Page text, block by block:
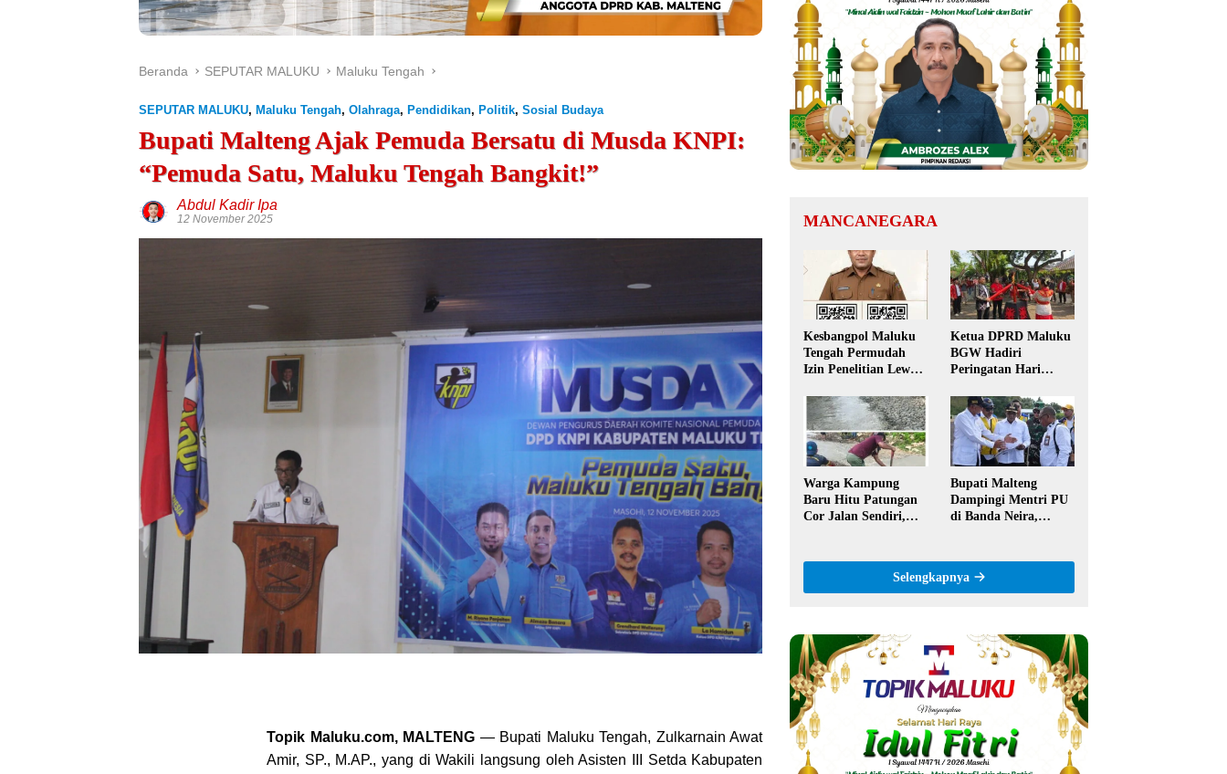
Beranda SEPUTAR MALUKU Maluku Tengah
SEPUTAR MALUKU, Maluku Tengah, Olahraga, Pendidikan, Politik, Sosial Budaya
Bupati Malteng Ajak Pemuda Bersatu di Musda KNPI:
“Pemuda Satu, Maluku Tengah Bangkit!”
Abdul Kadir Ipa
12 November 2025
Topik Maluku.com, MALTENG — Bupati Maluku Tengah, Zulkarnain Awat
Amir, SP., M.AP., yang di Wakili langsung oleh Asisten III Setda Kabupaten
MANCANEGARA
Kesbangpol Maluku
Tengah Permudah
Izin Penelitian Lewat
Tak Perlu Datang ke
Kantor
Ketua DPRD Maluku
BGW Hadiri
Peringatan Hari
Salatiga, Gaungkan
Semangat Hidop
Orang Basudara
Warga Kampung
Baru Hitu Patungan
Cor Jalan Sendiri,
Pemerintah
Bupati Malteng
Dampingi Mentri PU
di Banda Neira,
Jadi 2,2 Km
Selengkapnya